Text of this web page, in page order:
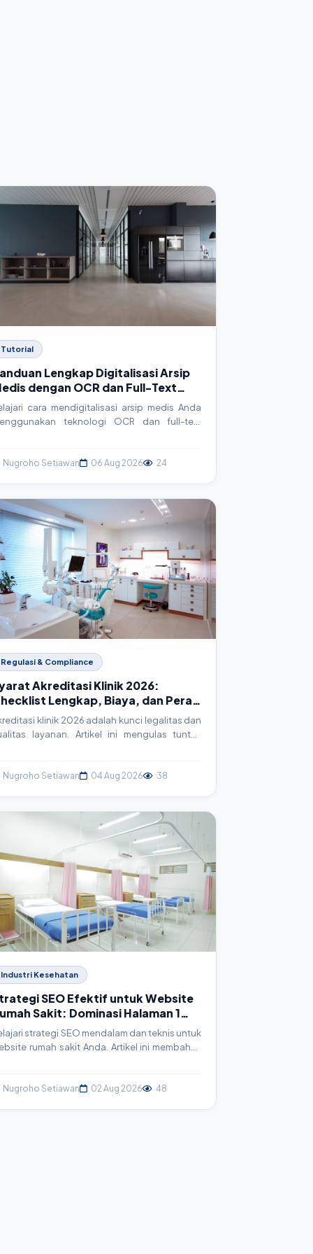
Tutorial
Lengkap Digitalisasi Arsip
dengan OCR dan Full-Text
untuk SIMRS
cara mendigitalisasi arsip medis Anda
teknologi OCR dan full-text
untuk meningkatkan efisiensi
Nugroho Setiawan 06 Aug 2026 24
Regulasi & Compliance
Akreditasi Klinik 2026:
Lengkap, Biaya, dan Peran
klinik 2026 adalah kunci legalitas dan
layanan. Artikel ini mengulas tuntas
aset strategis dalam proses akreditasi.
Nugroho Setiawan 04 Aug 2026 38
Industri Kesehatan
SEO Efektif untuk Website
Sakit: Dominasi Halaman 1
strategi SEO mendalam dan teknis untuk
rumah sakit Anda. Artikel ini membahas
website Anda merajai hasil pencarian
Nugroho Setiawan 02 Aug 2026 48